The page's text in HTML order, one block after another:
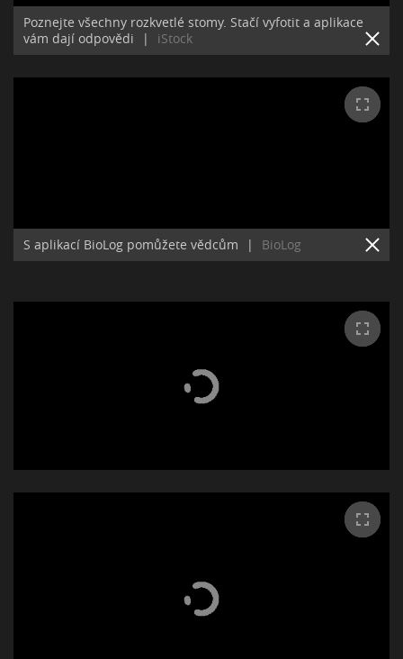
Poznejte všechny rozkvetlé stomy. Stačí vyfotit a aplikace
vám dají odpovědi
| iStock
S aplikací BioLog pomůžete vědcům | BioLog